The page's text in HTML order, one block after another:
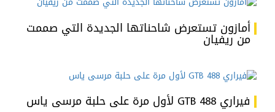
أمازون تستعرض شاحناتها الجديدة التي صممت
من ريفيان
فيراري 488 GTB لأول مرة على حلبة مرسى ياس